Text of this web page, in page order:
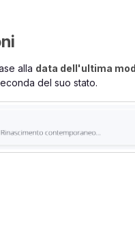
alla data dell'ultima
del suo stato.